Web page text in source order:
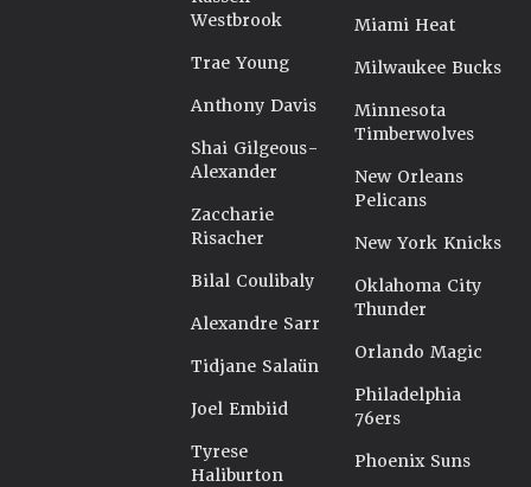
Westbrook
Trae Young
Anthony Davis
Shai Gilgeous-
Alexander
Zaccharie
Risacher
Bilal Coulibaly
Alexandre Sarr
Tidjane Salaün
Joel Embiid
Tyrese
Haliburton
Miami Heat
Milwaukee Bucks
Minnesota
Timberwolves
New Orleans
Pelicans
New York Knicks
Oklahoma City
Thunder
Orlando Magic
Philadelphia
76ers
Phoenix Suns